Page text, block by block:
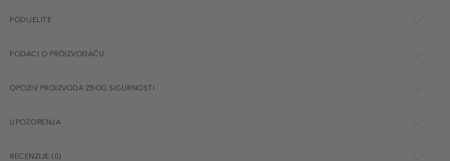
PODIJELITE
PODACI O PROIZVOĐAČU
OPOZIV PROIZVODA ZBOG SIGURNOSTI
UPOZORENJA
RECENZIJE (0)